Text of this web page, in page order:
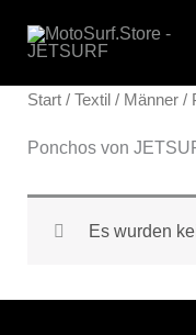
Inhalt
Start / Textil / Männer /
Ponchos von
Es wurden